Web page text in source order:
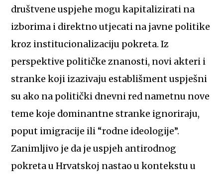
društvene uspjehe mogu kapitalizirati na
izborima i direktno utjecati na javne politike
kroz institucionalizaciju pokreta. Iz
perspektive političke znanosti, novi akteri i
stranke koji izazivaju establišment uspješni
su ako na politički dnevni red nametnu nove
teme koje dominantne stranke ignoriraju,
poput imigracije ili “rodne ideologije”.
Zanimljivo je da je uspjeh antirodnog
pokreta u Hrvatskoj nastao u kontekstu u